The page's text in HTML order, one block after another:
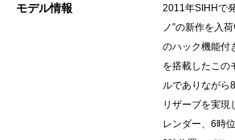
モデル情報
2011年SIHHで
ノ”の新作を入
のハック機能付
を搭載したこの
ルでありながら
リザーブを実現
レンダー、6時